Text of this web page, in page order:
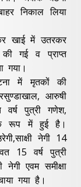
निकाल लिया
खाई में उतरकर
गई व प्राप्त
गया।
में मृतकों की
आरुषी
वर्ष पुत्री गणेश,
के रूप में हुई है।
नेगी 14
15 वर्ष पुत्री
नेगी एवम समीक्षा
गया है।